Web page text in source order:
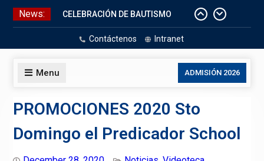
Skip
News:
CELEBRACIÓN DE BAUTISMO
Pizarras Inteligentes
Laboratorios de Cómputo
Contáctenos Intranet
Menu ADMISIÓN 2026
PROMOCIONES 2020 Sto
Domingo el Predicador School